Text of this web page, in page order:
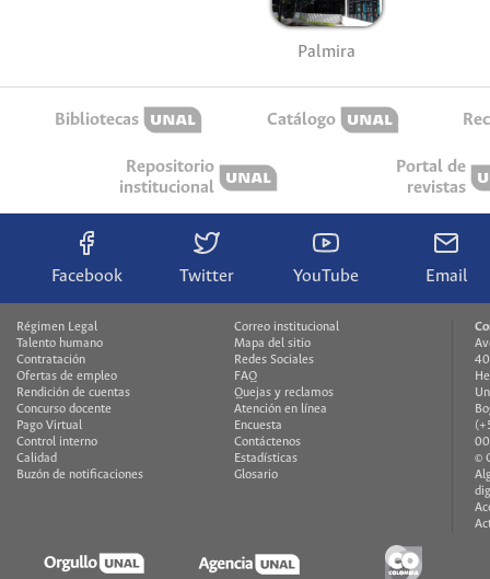
Palmira
Bibliotecas Catálogo
Repositorio
institucional
Portal de
revistas
Facebook Twitter YouTube Email
Régimen Legal
Talento humano
Contratación
Ofertas de empleo
Rendición de cuentas
Concurso docente
Pago Virtual
Control interno
Calidad
Buzón de notificaciones
Correo institucional
Mapa del sitio
Redes Sociales
FAQ
Quejas y reclamos
Atención en línea
Encuesta
Contáctenos
Estadísticas
Glosario
©